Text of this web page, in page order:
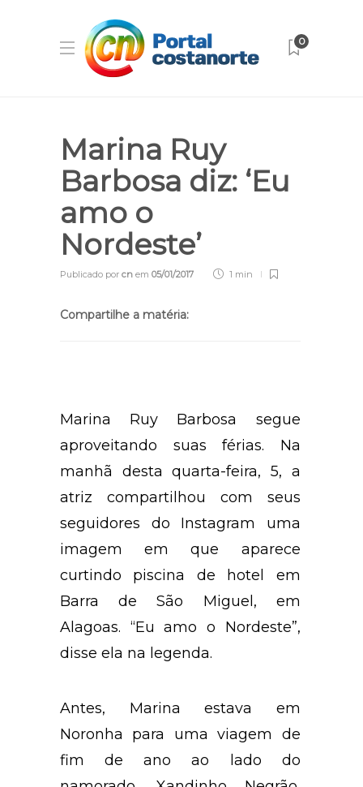
0
Marina Ruy
Barbosa diz: ‘Eu
amo o
Nordeste’
Publicado por cn em 05/01/2017 1 min
Compartilhe a matéria:
Marina Ruy Barbosa segue
aproveitando suas férias. Na
manhã desta quarta-feira, 5, a
atriz compartilhou com seus
seguidores do Instagram uma
imagem em que aparece
curtindo piscina de hotel em
Barra de São Miguel, em
Alagoas. “Eu amo o Nordeste”,
disse ela na legenda.
Antes, Marina estava em
Noronha para uma viagem de
fim de ano ao lado do